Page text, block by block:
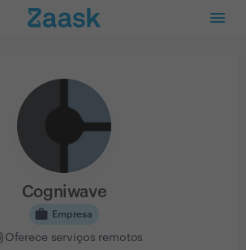
Cogniwave
work Empresa
Oferece serviços remotos